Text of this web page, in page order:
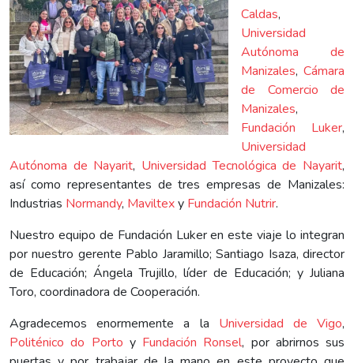
Caldas,
Universidad
Autónoma de
Manizales, Cámara
de Comercio de
Manizales,
Fundación Luker,
Universidad
Autónoma de Nayarit, Universidad Tecnológica de Nayarit,
así como representantes de tres empresas de Manizales:
Industrias Normandy, Maviltexy Fundación Nutrir.
Nuestro equipo de Fundación Luker en este viaje lo integran
por nuestro gerente Pablo Jaramillo; Santiago Isaza, director
de Educación; Ángela Trujillo, líder de Educación; y Juliana
Toro, coordinadora de Cooperación.
Agradecemos enormemente a la Universidad de Vigo,
Politénico do Porto y Fundación Ronsel, por abrirnos sus